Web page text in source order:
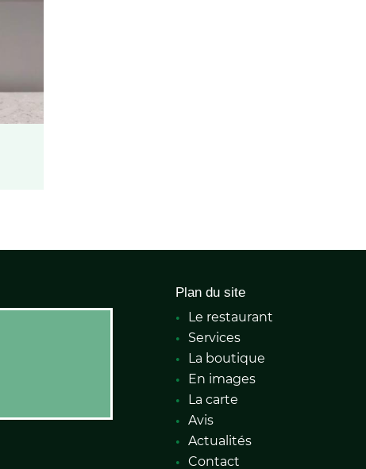
Plan du site
Le restaurant
Services
La boutique
En images
La carte
Avis
Actualités
Contact